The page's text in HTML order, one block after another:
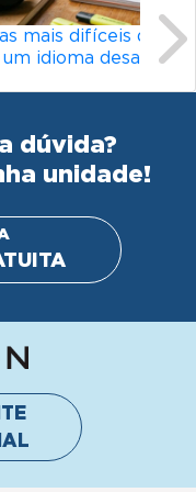
o que
dúvida?
unidade!